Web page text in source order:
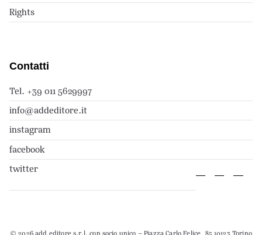
Rights
Contatti
Tel. +39 011 5629997
info@addeditore.it
instagram
facebook
twitter
© 2026 add editore s.r.l. con socio unico – Piazza Carlo Felice, 85 10123 Torino